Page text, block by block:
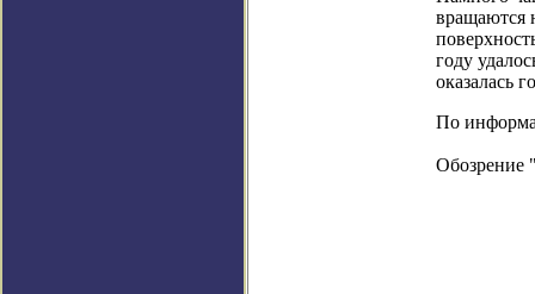
вращаются
году
оказалась
По
Обозрение